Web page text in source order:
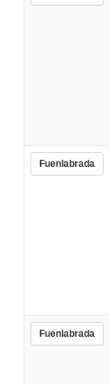
Fuenlabrada
Fuenlabrada